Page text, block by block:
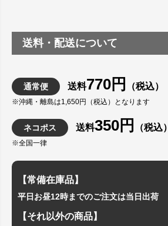
送料・配送について
通常便 送料770円 （税込）
※沖縄・離島は1,650円（税込）となります
ネコポス 送料350円 （税込）
※全国一律
【常備在庫品】
平日お昼12時までのご注文は当日出荷
【それ以外の商品】